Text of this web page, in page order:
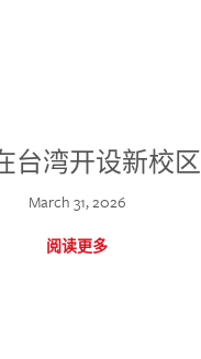
台湾开设新校区
March 31, 2026
阅读更多